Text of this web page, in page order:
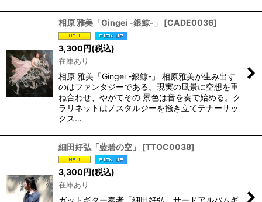
相原 雅美「Gingei -銀鯨-」 [CADE0036]
3,300円(税込)
在庫あり
相原 雅美「Gingei -銀鯨-」 相原雅美が生み出す
のはファンタジーである。現実の風景に空想を重
ね合わせ、やがてその 景色は音を奏で始める。ク
ラリネットはノスタルジーを掻き立てテナーサッ
クス…
細田好弘「藍碧の空」 [TTOC0038]
3,300円(税込)
在庫あり